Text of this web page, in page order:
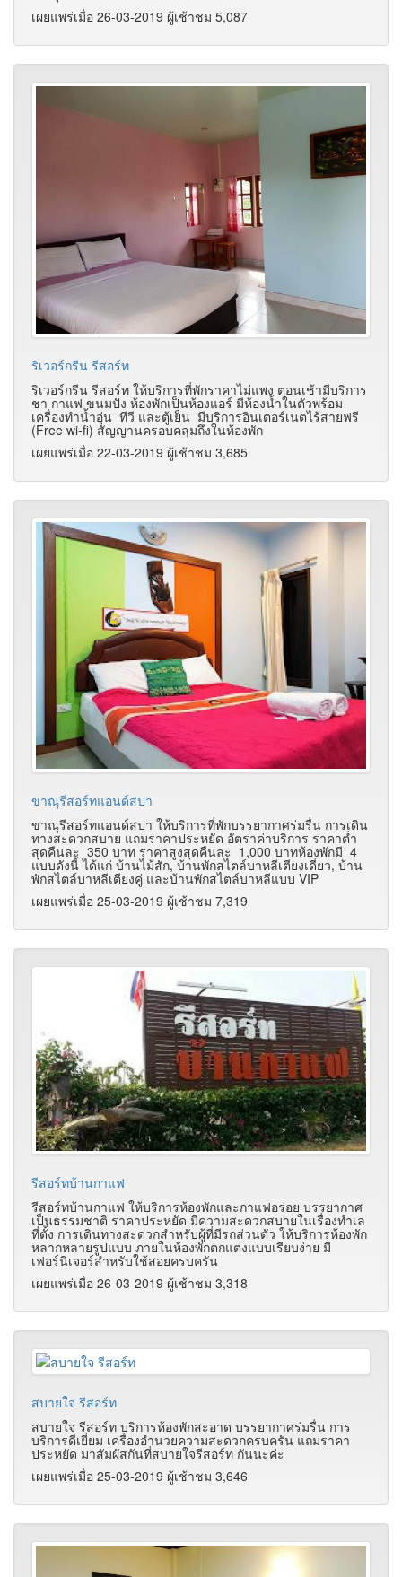
เผยแพร่เมื่อ 26-03-2019 ผู้เช้าชม 5,087
ริเวอร์กรีน รีสอร์ท
ริเวอร์กรีน รีสอร์ท ให้บริการที่พักราคาไม่แพง ตอนเช้ามีบริการ
ชา กาแฟ ขนมปัง ห้องพักเป็นห้องแอร์ มีห้องน้ำในตัวพร้อม
เครื่องทำน้ำอุ่น ทีวี และตู้เย็น มีบริการอินเตอร์เนตไร้สายฟรี
(Free wi-fi) สัญญานครอบคลุมถึงในห้องพัก
เผยแพร่เมื่อ 22-03-2019 ผู้เช้าชม 3,685
ขาณุรีสอร์ทแอนด์สปา
ขาณุรีสอร์ทแอนด์สปา ให้บริการที่พักบรรยากาศร่มรื่น การเดิน
ทางสะดวกสบาย แถมราคาประหยัด อัตราค่าบริการ ราคาต่ำ
สุดคืนละ 350 บาท ราคาสูงสุดคืนละ 1,000 บาทห้องพักมี 4
แบบดังนี้ ได้แก่ บ้านไม้สัก, บ้านพักสไตล์บาหลีเตียงเดี่ยว, บ้าน
พักสไตล์บาหลีเตียงคู่ และบ้านพักสไตล์บาหลีแบบ VIP
เผยแพร่เมื่อ 25-03-2019 ผู้เช้าชม 7,319
รีสอร์ทบ้านกาแฟ
รีสอร์ทบ้านกาแฟ ให้บริการห้องพักและกาแฟอร่อย บรรยากาศ
เป็นธรรมชาติ ราคาประหยัด มีความสะดวกสบายในเรื่องทำเล
ที่ตั้ง การเดินทางสะดวกสำหรับผู้ที่มีรถส่วนตัว ให้บริการห้องพัก
หลากหลายรูปแบบ ภายในห้องพักตกแต่งแบบเรียบง่าย มี
เฟอร์นิเจอร์สำหรับใช้สอยครบครัน
เผยแพร่เมื่อ 26-03-2019 ผู้เช้าชม 3,318
สบายใจ รีสอร์ท
สบายใจ รีสอร์ท บริการห้องพักสะอาด บรรยากาศร่มรื่น การ
บริการดีเยี่ยม เครื่องอำนวยความสะดวกครบครัน แถมราคา
ประหยัด มาสัมผัสกันที่สบายใจรีสอร์ท กันนะค่ะ
เผยแพร่เมื่อ 25-03-2019 ผู้เช้าชม 3,646